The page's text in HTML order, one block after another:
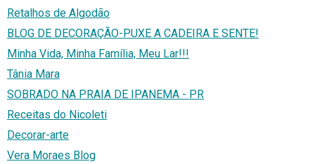
Retalhos de Algodão
BLOG DE DECORAÇÃO-PUXE A CADEIRA E SENTE!
Minha Vida, Minha Família, Meu Lar!!!
Tânia Mara
SOBRADO NA PRAIA DE IPANEMA - PR
Receitas do Nicoleti
Decorar-arte
Vera Moraes Blog